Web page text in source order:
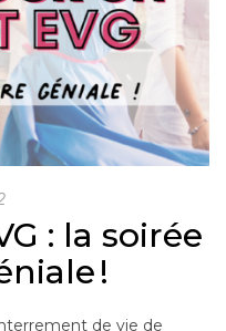
: la soirée
!
de vie de